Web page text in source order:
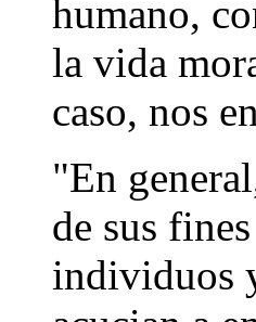
humano,
la vida
caso, nos
"En
de sus
individuos